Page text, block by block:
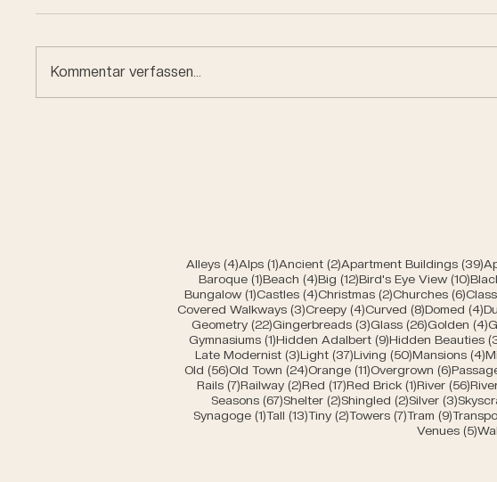
Kommentar verfassen...
Alleys (4)4 Beiträge
Alps (1)1 Beitrag
Ancient (2)2 Beiträge
Apartment Buildings (39)
Baroque (1)1 Beitrag
Beach (4)4 Beiträge
Big (12)12 Beiträge
Bird's Eye View (10)10
Bungalow (1)1 Beitrag
Castles (4)4 Beiträge
Christmas (2)2 Beiträge
Churches (6)6
Covered Walkways (3)3 Beiträge
Creepy (4)4 Beiträge
Curved (8)8 Beiträge
Domed (4)4
Geometry (22)22 Beiträge
Gingerbreads (3)3 Beiträge
Glass (26)26 Beiträge
Golden (4)
Gymnasiums (1)1 Beitrag
Hidden Adalbert (9)9 Beiträge
Hidden Beauties
Late Modernist (3)3 Beiträge
Light (37)37 Beiträge
Living (50)50 Beiträge
Mansions (4)4
Old (56)56 Beiträge
Old Town (24)24 Beiträge
Orange (11)11 Beiträge
Overgrown (6)6
Rails (7)7 Beiträge
Railway (2)2 Beiträge
Red (17)17 Beiträge
Red Brick (1)1 Beitrag
River (56)56
Seasons (67)67 Beiträge
Shelter (2)2 Beiträge
Shingled (2)2 Beiträge
Silver (3)3
Synagoge (1)1 Beitrag
Tall (13)13 Beiträge
Tiny (2)2 Beiträge
Towers (7)7 Beiträge
Tram (9)9
Venues (5)5